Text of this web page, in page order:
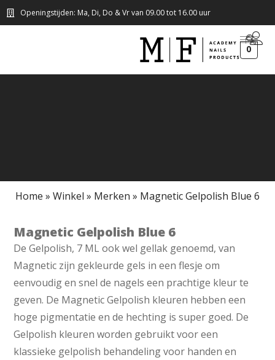
Openingstijden: Ma, Di, Do & Vr van 09.00 tot 16.00 uur
0
Home » Winkel » Merken » Magnetic Gelpolish Blue 6
Magnetic Gelpolish Blue 6
De Gelpolish, 7 ML ook wel gellak genoemd, van
Magnetic zijn gekleurde gels in een flesje om
eenvoudig en snel de nagels een prachtige kleur te
geven. De Magnetic Gelpolish kleuren hebben een
hoge pigmentatie en de hechting is super goed. De
Gelpolish kleuren worden gebruikt voor een
klassieke gelpolish behandeling voor handen en